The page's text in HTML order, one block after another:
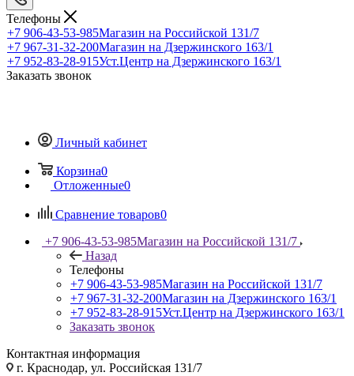
Телефоны
+7 906-43-53-985Магазин на Российской 131/7
+7 967-31-32-200Магазин на Дзержинского 163/1
+7 952-83-28-915Уст.Центр на Дзержинского 163/1
Заказать звонок
Личный кабинет
Корзина0
Отложенные0
Сравнение товаров0
+7 906-43-53-985Магазин на Российской 131/7
Назад
Телефоны
+7 906-43-53-985Магазин на Российской 131/7
+7 967-31-32-200Магазин на Дзержинского 163/1
+7 952-83-28-915Уст.Центр на Дзержинского 163/1
Заказать звонок
Контактная информация
г. Краснодар, ул. Российская 131/7